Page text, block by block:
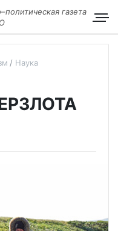
газета
Наука